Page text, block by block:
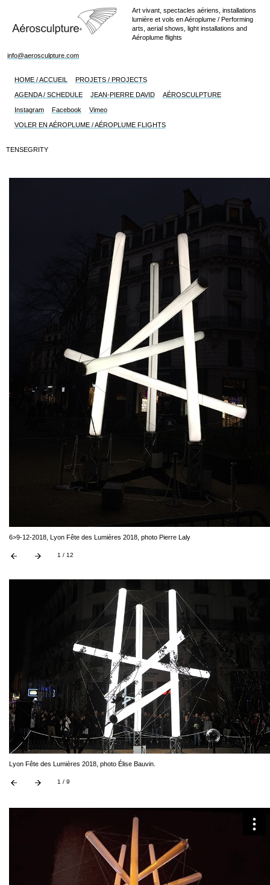
Art vivant, spectacles aériens, installations
lumière et vols en Aéroplume / Performing
arts, aerial shows, light installations and
Aéroplume flights
info@aerosculpture.com
HOME / ACCUEIL PROJETS / PROJECTS
AGENDA / SCHEDULE JEAN-PIERRE DAVID AÉROSCULPTURE
Instagram Facebook Vimeo
VOLER EN AÉROPLUME / AÉROPLUME FLIGHTS
TENSEGRITY
6>9-12-2018, Lyon Fête des Lumières 2018, photo Pierre Laly
1 / 12
Lyon Fête des Lumières 2018, photo Élise Bauvin.
1 / 9